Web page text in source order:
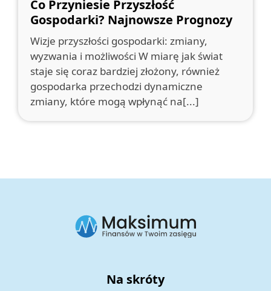
Co Przyniesie Przyszłość
Gospodarki? Najnowsze Prognozy
Wizje przyszłości gospodarki: zmiany,
wyzwania i możliwości W miarę jak świat
staje się coraz bardziej złożony, również
gospodarka przechodzi dynamiczne
zmiany, które mogą wpłynąć na[...]
Na skróty